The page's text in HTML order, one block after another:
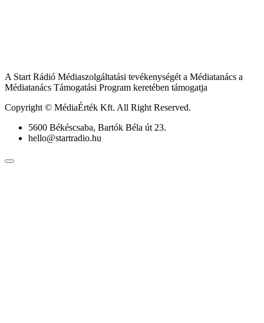
A Start Rádió Médiaszolgáltatási tevékenységét a Médiatanács a
Médiatanács Támogatási Program keretében támogatja
Copyright © MédiaÉrték Kft. All Right Reserved.
5600 Békéscsaba, Bartók Béla út 23.
hello@startradio.hu